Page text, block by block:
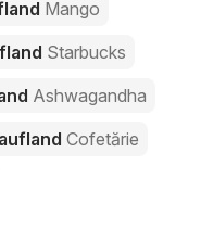
Mango
Starbucks
Ashwagandha
Cofetărie